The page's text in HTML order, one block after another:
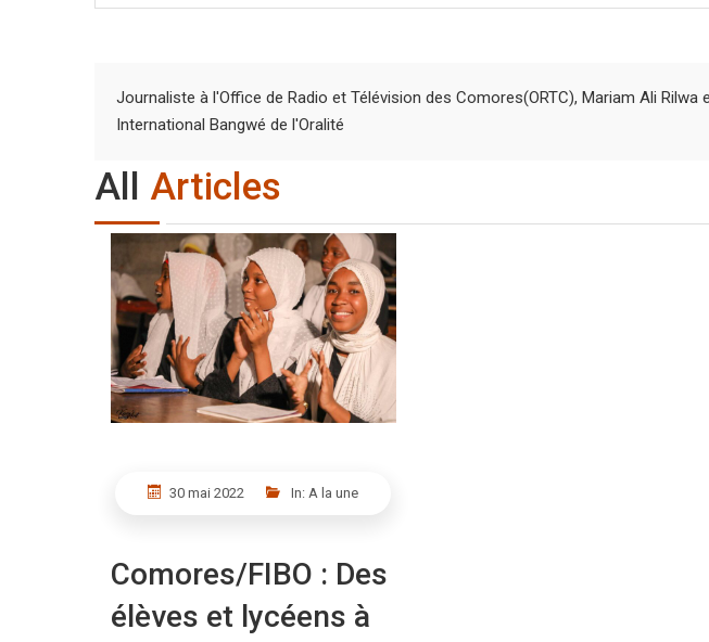
Journaliste à l'Office de Radio et Télévision des Comores(ORTC), Mariam Ali
International Bangwé de l'Oralité
All Articles
30 mai 2022 In:A la une
Comores/FIBO : Des
élèves et lycéens à